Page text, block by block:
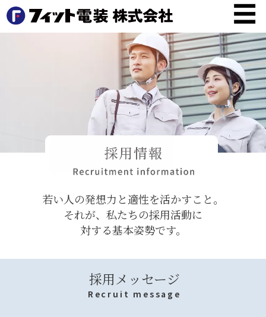
☰
品
若い人の発想力と適性を活かすこと。
それが、私たちの採用活動に
対する基本姿勢です。
採用メッセージ
Recruit message